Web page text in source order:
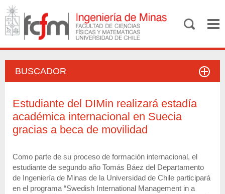
BUSCADOR
Estudiante del DIMin realizará estadía
académica internacional en Suecia
gracias a beca de movilidad
Como parte de su proceso de formación internacional, el
estudiante de segundo año Tomás Báez del Departamento
de Ingeniería de Minas de la Universidad de Chile participará
en el programa “Swedish International Management in a